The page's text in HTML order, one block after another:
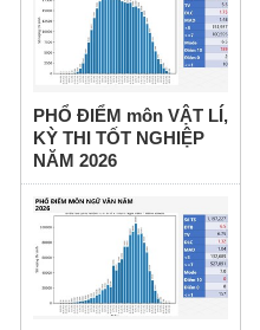
PHỔ ĐIỂM môn VẬT LÍ,
KỲ THI TỐT NGHIỆP
NĂM 2026